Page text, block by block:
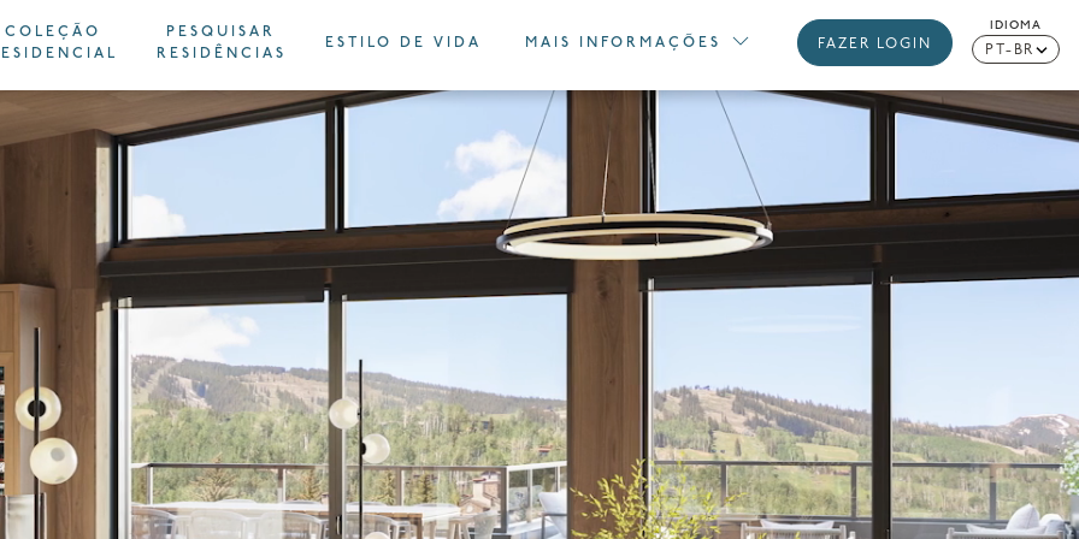
COLEÇÃO
PESQUISAR
RESIDÊNCIAS
ESTILO DE VIDA MAIS INFORMAÇÕES FAZER LOGIN
IDIOMA
PT-BR